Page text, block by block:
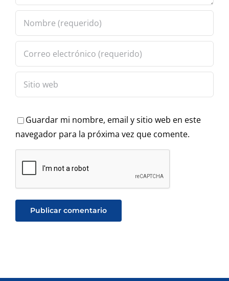
Guardar mi nombre, email y sitio web en este
navegador para la próxima vez que comente.